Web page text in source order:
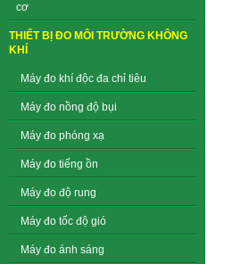
cơ
THIẾT BỊ ĐO MÔI TRƯỜNG KHÔNG
KHÍ
Máy đo khí độc đa chỉ tiêu
Máy đo nồng độ bụi
Máy đo phóng xạ
Máy đo tiếng ồn
Máy đo độ rung
Máy đo tốc độ gió
Máy đo ánh sáng